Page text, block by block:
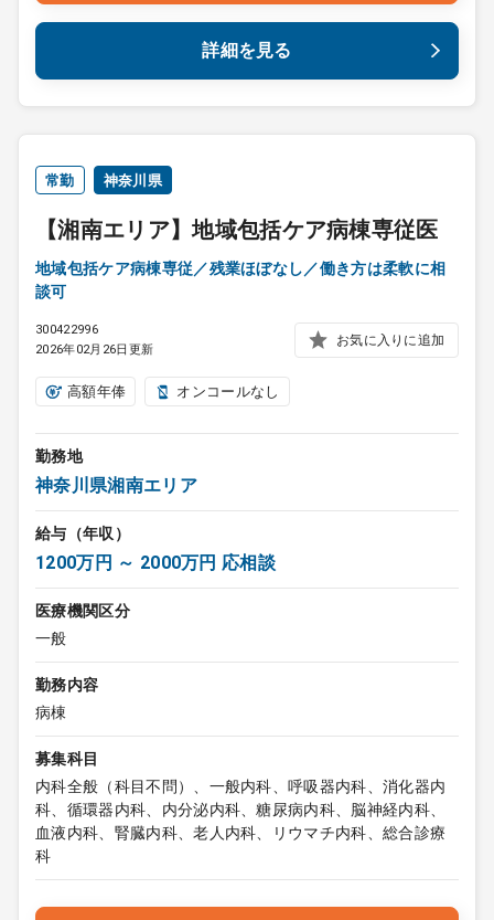
詳細を見る
常勤 神奈川県
【湘南エリア】地域包括ケア病棟専従医
地域包括ケア病棟専従／残業ほぼなし／働き方は柔軟に相
談可
300422996
2026年02月26日更新
お気に入りに追加
高額年俸 オンコールなし
勤務地
神奈川県湘南エリア
給与（年収）
1200万円 ～ 2000万円 応相談
医療機関区分
一般
勤務内容
病棟
募集科目
内科全般（科目不問）、一般内科、呼吸器内科、消化器内
科、循環器内科、内分泌内科、糖尿病内科、脳神経内科、
血液内科、腎臓内科、老人内科、リウマチ内科、総合診療
科